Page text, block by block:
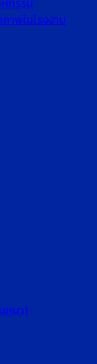
าพในโรงงาน
หนา)